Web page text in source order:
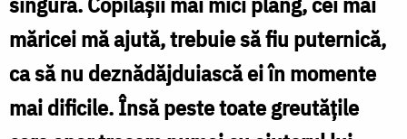
pentru
copiii
mei!”
măricei mă ajută, trebuie să fiu puternică,
ca să nu deznădăjduiască ei în momente
mai dificile. Însă peste toate greutățile